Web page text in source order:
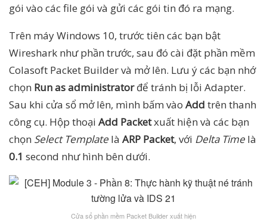
gói vào các file gói và gửi các gói tin đó ra mạng.
Trên máy Windows 10, trước tiên các bạn bật
Wireshark như phần trước, sau đó cài đặt phần mềm
Colasoft Packet Builder và mở lên. Lưu ý các bạn nhớ
chọn Run as administratorđể tránh bị lỗi Adapter.
Sau khi cửa sổ mở lên, mình bấm vào Add trên thanh
công cụ. Hộp thoại Add Packetxuất hiện và các bạn
chọn Select Template là ARP Packet, với Delta Time là
0.1 second như hình bên dưới.
Cửa sổ phần mềm Packet Builder xuất hiện